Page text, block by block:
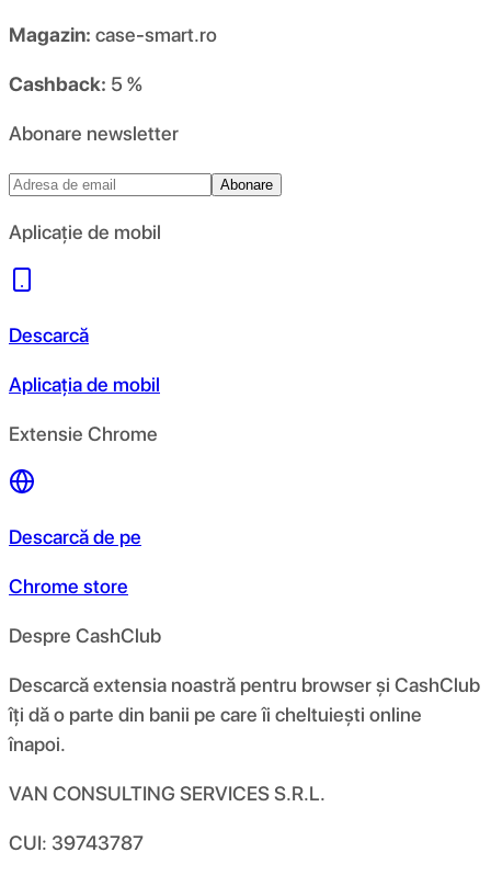
Magazin: case-smart.ro
Cashback: 5 %
Abonare newsletter
Abonare
Aplicație de mobil
Descarcă
Aplicația de mobil
Extensie Chrome
Descarcă de pe
Chrome store
Despre CashClub
Descarcă extensia noastră pentru browser și CashClub
îți dă o parte din banii pe care îi cheltuiești online
înapoi.
VAN CONSULTING SERVICES S.R.L.
CUI: 39743787